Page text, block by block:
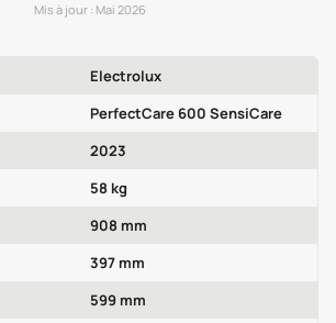
Mis à jour : Mai 2026
Electrolux
PerfectCare 600 SensiCare
2023
58 kg
908 mm
397 mm
599 mm